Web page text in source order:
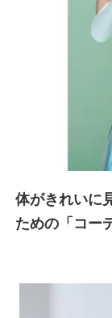
体がきれいに
ための「コー